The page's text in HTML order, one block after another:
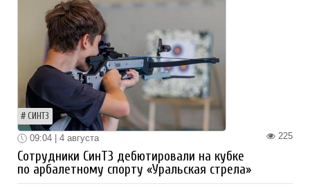
СИНТЗ
225
09:04 | 4 августа
Сотрудники СинТЗ дебютировали на кубке
по арбалетному спорту «Уральская стрела»